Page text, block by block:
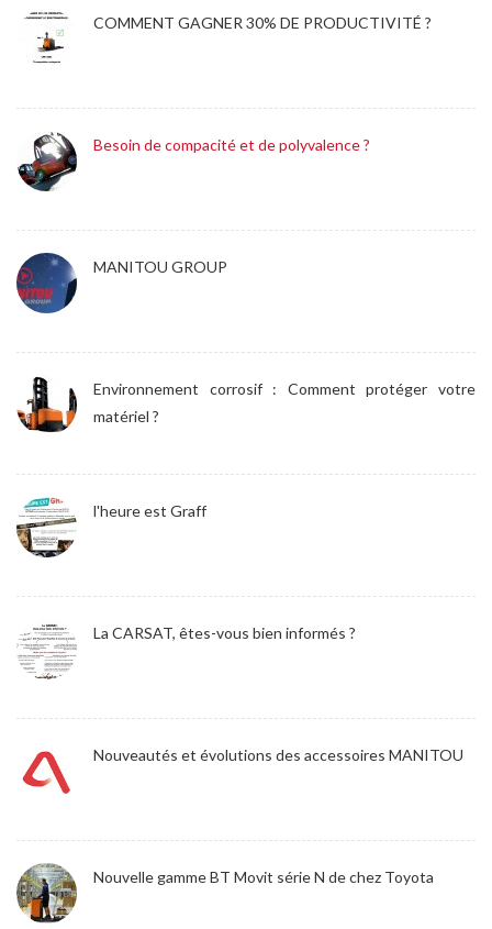
COMMENT GAGNER 30% DE PRODUCTIVITÉ ?
Besoin de compacité et de polyvalence ?
MANITOU GROUP
Environnement corrosif : Comment protéger votre
matériel ?
l'heure est Graff
La CARSAT, êtes-vous bien informés ?
Nouveautés et évolutions des accessoires MANITOU
Nouvelle gamme BT Movit série N de chez Toyota